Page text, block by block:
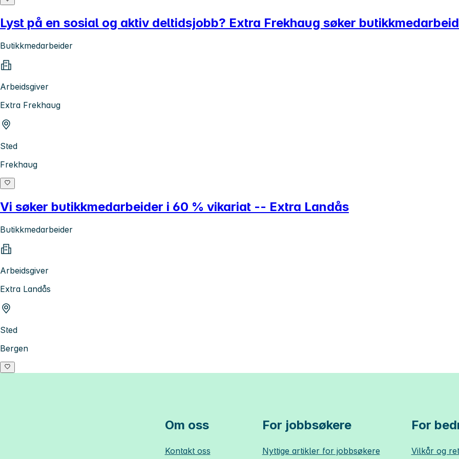
Lyst på en sosial og aktiv deltidsjobb? Extra Frekhaug søker
Butikkmedarbeider
Arbeidsgiver
Extra Frekhaug
Sted
Frekhaug
Vi søker butikkmedarbeider i 60 % vikariat -- Extra Landås
Butikkmedarbeider
Arbeidsgiver
Extra Landås
Sted
Bergen
Om oss
Kontakt oss
For jobbsøkere
Nyttige artikler for jobbsøkere
For
Vilkår og